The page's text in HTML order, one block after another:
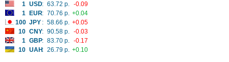
1 USD: 63.72 р. -0.09
1
EUR: 70.76 р. +0.04
100 JPY : 58.66 р. +0.05
10 CNY: 90.58 р. -0.03
1 GBP: 83.70 р. -0.17
10 UAH: 26.79 р. +0.10